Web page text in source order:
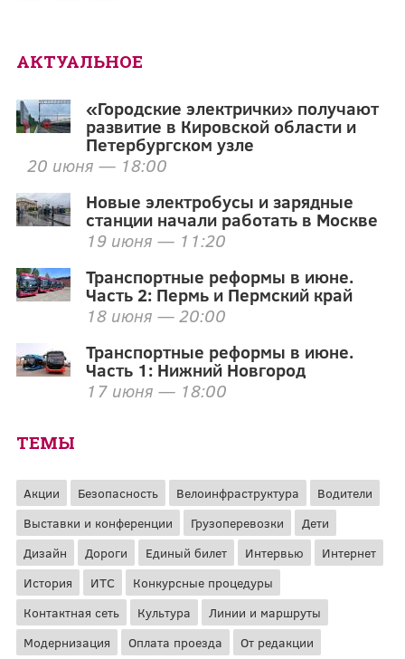
АКТУАЛЬНОЕ
«Городские электрички» получают
развитие в Кировской области и
Петербургском узле
20 июня — 18:00
Новые электробусы и зарядные
станции начали работать в Москве
19 июня — 11:20
Транспортные реформы в июне.
Часть 2: Пермь и Пермский край
18 июня — 20:00
Транспортные реформы в июне.
Часть 1: Нижний Новгород
17 июня — 18:00
ТЕМЫ
Акции Безопасность Велоинфраструктура
Водители
Выставки и конференции
Грузоперевозки
Дети
Дизайн
Дороги Единый билет Интервью
Интернет
История
ИТС
Конкурсные процедуры
Контактная сеть
Культура
Линии и маршруты
Модернизация
Оплата проезда От редакции